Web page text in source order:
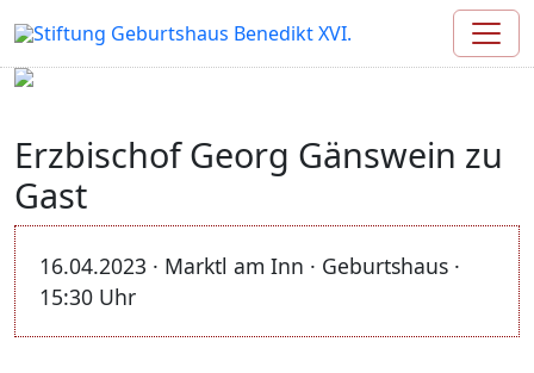
Erzbischof Georg Gänswein zu
Gast
16.04.2023 · Marktl am Inn · Geburtshaus ·
15:30 Uhr